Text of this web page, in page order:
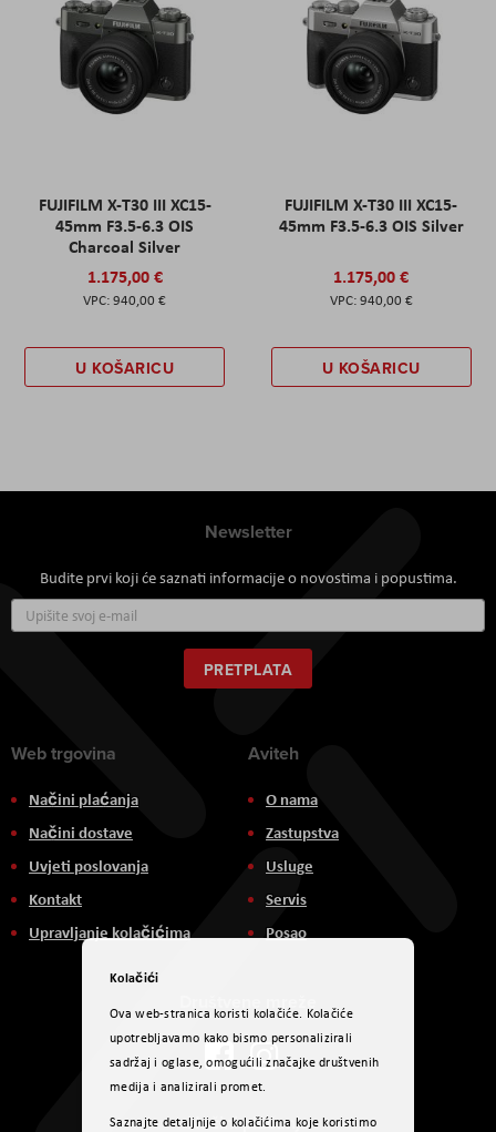
FUJIFILM X-T30 III XC15-
45mm F3.5-6.3 OIS
Charcoal Silver
1.175,00 €
940,00 €
U KOŠARICU
FUJIFILM X-T30 III XC15-
45mm F3.5-6.3 OIS Silver
1.175,00 €
940,00 €
U KOŠARICU
Newsletter
Budite prvi koji će saznati informacije o novostima i popustima.
se
za
naš
newsletter:
PRETPLATA
Web trgovina
Načini plaćanja
Načini dostave
Uvjeti poslovanja
Kontakt
Upravljanje kolačićima
Aviteh
O nama
Zastupstva
Usluge
Servis
Posao
Društvene mreže
Načini plaćanja
Kolačići
Ova web-stranica koristi kolačiće. Kolačiće
upotrebljavamo kako bismo personalizirali
sadržaj i oglase, omogućili značajke društvenih
medija i analizirali promet.
Saznajte detaljnije o kolačićima koje koristimo